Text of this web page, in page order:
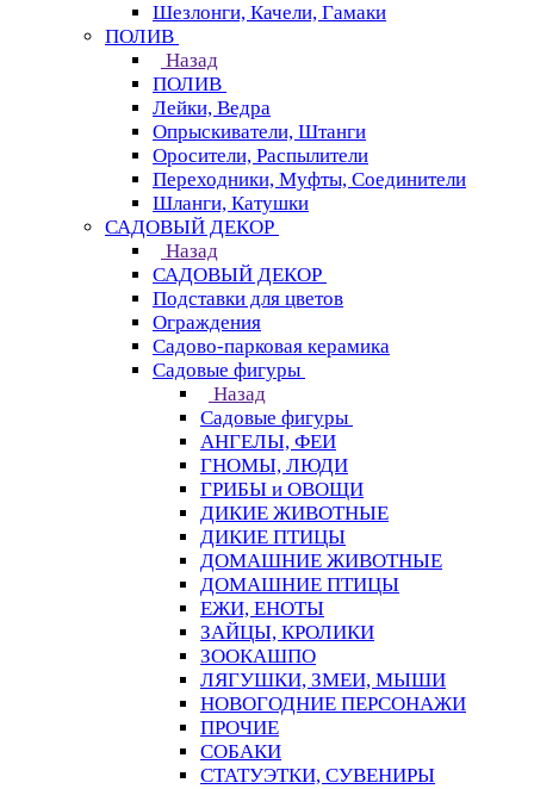
Шезлонги, Качели, Гамаки
ПОЛИВ
Назад
ПОЛИВ
Лейки, Ведра
Опрыскиватели, Штанги
Оросители, Распылители
Переходники, Муфты, Соединители
Шланги, Катушки
САДОВЫЙ ДЕКОР
Назад
САДОВЫЙ ДЕКОР
Подставки для цветов
Ограждения
Садово-парковая керамика
Садовые фигуры
Назад
Садовые фигуры
АНГЕЛЫ, ФЕИ
ГНОМЫ, ЛЮДИ
ГРИБЫ и ОВОЩИ
ДИКИЕ ЖИВОТНЫЕ
ДИКИЕ ПТИЦЫ
ДОМАШНИЕ ЖИВОТНЫЕ
ДОМАШНИЕ ПТИЦЫ
ЕЖИ, ЕНОТЫ
ЗАЙЦЫ, КРОЛИКИ
ЗООКАШПО
ЛЯГУШКИ, ЗМЕИ, МЫШИ
НОВОГОДНИЕ ПЕРСОНАЖИ
ПРОЧИЕ
СОБАКИ
СТАТУЭТКИ, СУВЕНИРЫ